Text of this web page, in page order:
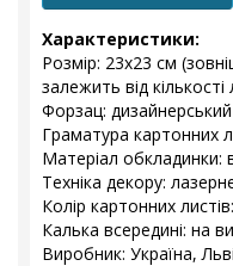
Характеристики:
Розмір: 23x23 см
залежить від
Форзац:
Граматура картонних
Матеріал обкладинки:
Техніка декору:
Колір картонних
Калька всередині: на
Виробник: Україна,